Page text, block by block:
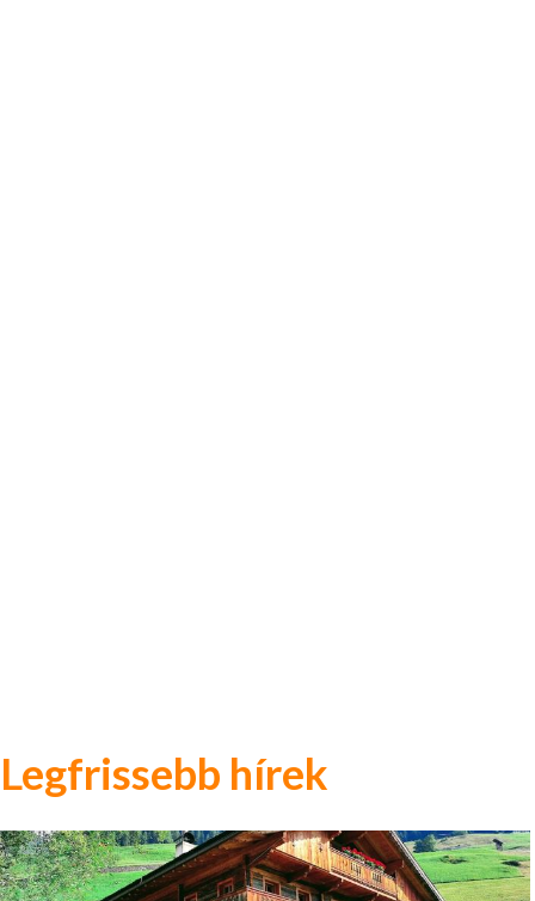
Legfrissebb hírek